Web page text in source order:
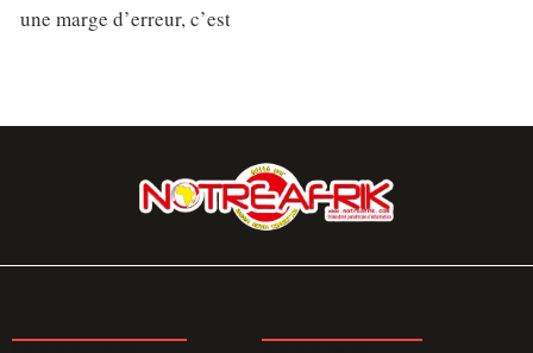
une marge d’erreur, c’est